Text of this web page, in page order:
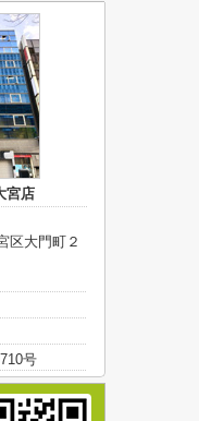
宮店
区大門町２
号